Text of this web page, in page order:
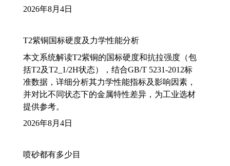
2026年8月4日
T2紫铜国标硬度及力学性能分析
本文系统解读T2紫铜的国标硬度和抗拉强度（包
括T2及T2_1/2H状态），结合GB/T 5231-2012标
准数据，详细分析其力学性能指标及影响因素，
并对比不同状态下的金属特性差异，为工业选材
提供参考。
2026年8月4日
喷砂都有多少目